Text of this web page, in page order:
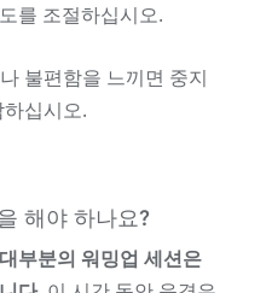
를 조절하십시오.
불편함을 느끼면 중지
십시오.
해야 하나요?
부분의 워밍업 세션은